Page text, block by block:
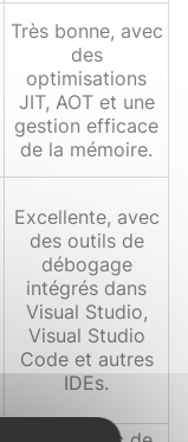
Très bonne, avec
des
optimisations
JIT, AOT et une
gestion efficace
de la mémoire.
Excellente, avec
des outils de
débogage
intégrés dans
Visual Studio,
Visual Studio
Code et autres
IDEs.